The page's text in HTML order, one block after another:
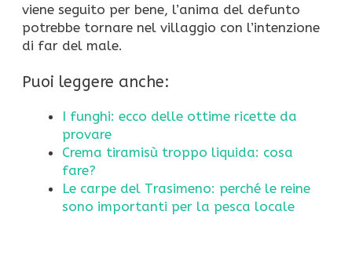
viene seguito per bene, l’anima del defunto
potrebbe tornare nel villaggio con l’intenzione
di far del male.
Puoi leggere anche:
I funghi: ecco delle ottime ricette da
provare
Crema tiramisù troppo liquida: cosa
fare?
Le carpe del Trasimeno: perché le reine
sono importanti per la pesca locale